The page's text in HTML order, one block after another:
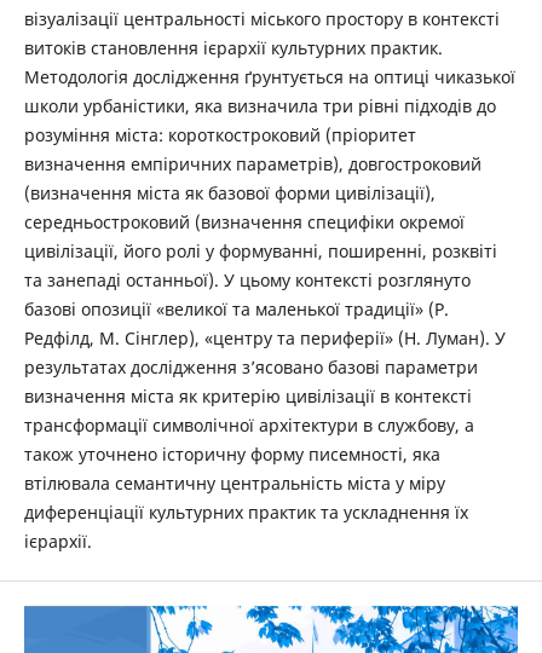
візуалізації центральності міського простору в контексті
витоків становлення ієрархії культурних практик.
Методологія дослідження ґрунтується на оптиці чиказької
школи урбаністики, яка визначила три рівні підходів до
розуміння міста: короткостроковий (пріоритет
визначення емпіричних ­параметрів), довгостроковий
(визначення міста як базової форми цивілізації),
середньостроковий (визначення специфіки окремої
цивілізації, його ролі у формуванні, поширенні, розквіті
та занепаді останньої). У цьому контексті розглянуто
базові опозиції «великої та маленької традиції» (Р.
Редфілд, М. Сінглер), «центру та периферії» (Н. Луман). У
результатах дослідження з’ясовано базові параметри
визначення міста як критерію цивілізації в контексті
трансформації символічної архітектури в службову, а
також уточнено історичну форму писемності, яка
втілювала семантичну центральність міста у міру
диференціації культурних практик та ускладнення їх
ієрархії.